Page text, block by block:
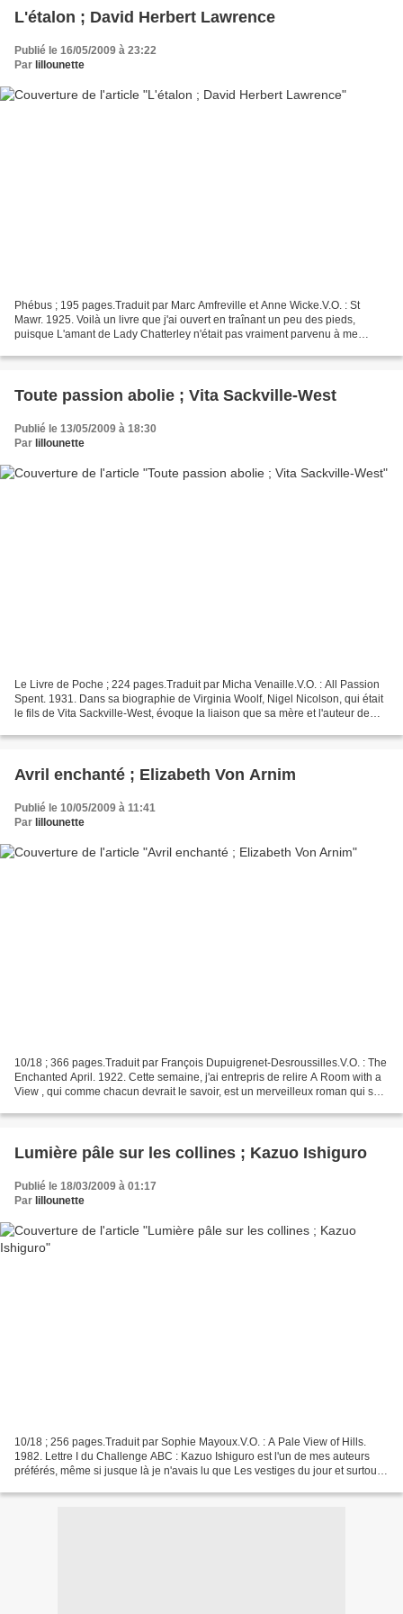
L'étalon ; David Herbert Lawrence
Publié le 16/05/2009 à 23:22
Par lillounette
Phébus ; 195 pages.Traduit par Marc Amfreville et Anne Wicke.V.O. : St
Mawr. 1925. Voilà un livre que j'ai ouvert en traînant un peu des pieds,
puisque L'amant de Lady Chatterley n'était pas vraiment parvenu à me
Toute passion abolie ; Vita Sackville-West
Publié le 13/05/2009 à 18:30
Par lillounette
Le Livre de Poche ; 224 pages.Traduit par Micha Venaille.V.O. : All Passion
Spent. 1931. Dans sa biographie de Virginia Woolf, Nigel Nicolson, qui était
le fils de Vita Sackville-West, évoque la liaison que sa mère et l'auteur de
Avril enchanté ; Elizabeth Von Arnim
Publié le 10/05/2009 à 11:41
Par lillounette
10/18 ; 366 pages.Traduit par François Dupuigrenet-Desroussilles.V.O. : The
Enchanted April. 1922. Cette semaine, j'ai entrepris de relire A Room with a
View , qui comme chacun devrait le savoir, est un merveilleux roman qui se
Lumière pâle sur les collines ; Kazuo Ishiguro
Publié le 18/03/2009 à 01:17
Par lillounette
10/18 ; 256 pages.Traduit par Sophie Mayoux.V.O. : A Pale View of Hills.
1982. Lettre I du Challenge ABC : Kazuo Ishiguro est l'un de mes auteurs
préférés, même si jusque là je n'avais lu que Les vestiges du jour et surtout